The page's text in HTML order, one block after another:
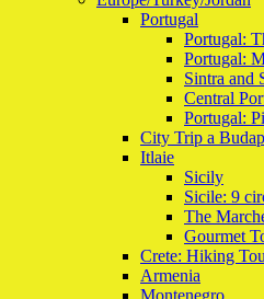
Portugal
Portugal:
Portugal:
Sintra and
Central
Portugal:
City Trip a
Itlaie
Sicily
Sicile: 9
The
Gourmet
Crete: Hiking
Armenia
Montenegro